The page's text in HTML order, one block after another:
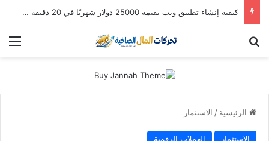
استثمار “سالك” في 2026: هل لا تزال أسهم دبي الذهبية تُدر أرباحاً؟ (دليل التوزيعات والعوائد)
الرئيسية / الاستثمار
الاستثمار العملات الرقمية